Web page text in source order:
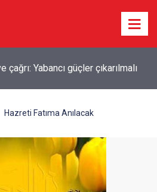
Panetta: İran savaşı
rakiplere karşı geri kaldık
Hazreti Fatıma Anılacak